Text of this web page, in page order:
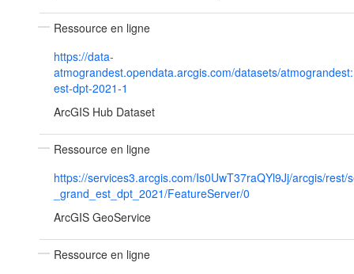
Ressource en ligne
https://data-
atmograndest.opendata.arcgis.com/datasets/
est-dpt-2021-1
ArcGIS Hub Dataset
Ressource en ligne
https://services3.arcgis.com/Is0UwT37raQYl9Jj/arcgis/rest/
_grand_est_dpt_2021/FeatureServer/0
ArcGIS GeoService
Ressource en ligne